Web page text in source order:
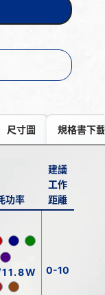
尺寸圖 規格書下載
功率
建議
工作
距離
0-10